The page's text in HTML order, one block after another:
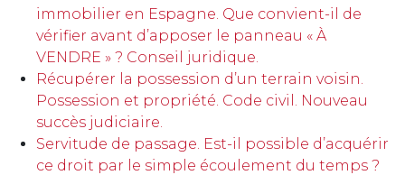
immobilier en Espagne. Que convient-il de
vérifier avant d’apposer le panneau « À
VENDRE » ? Conseil juridique.
Récupérer la possession d’un terrain voisin.
Possession et propriété. Code civil. Nouveau
succès judiciaire.
Servitude de passage. Est-il possible d’acquérir
ce droit par le simple écoulement du temps ?